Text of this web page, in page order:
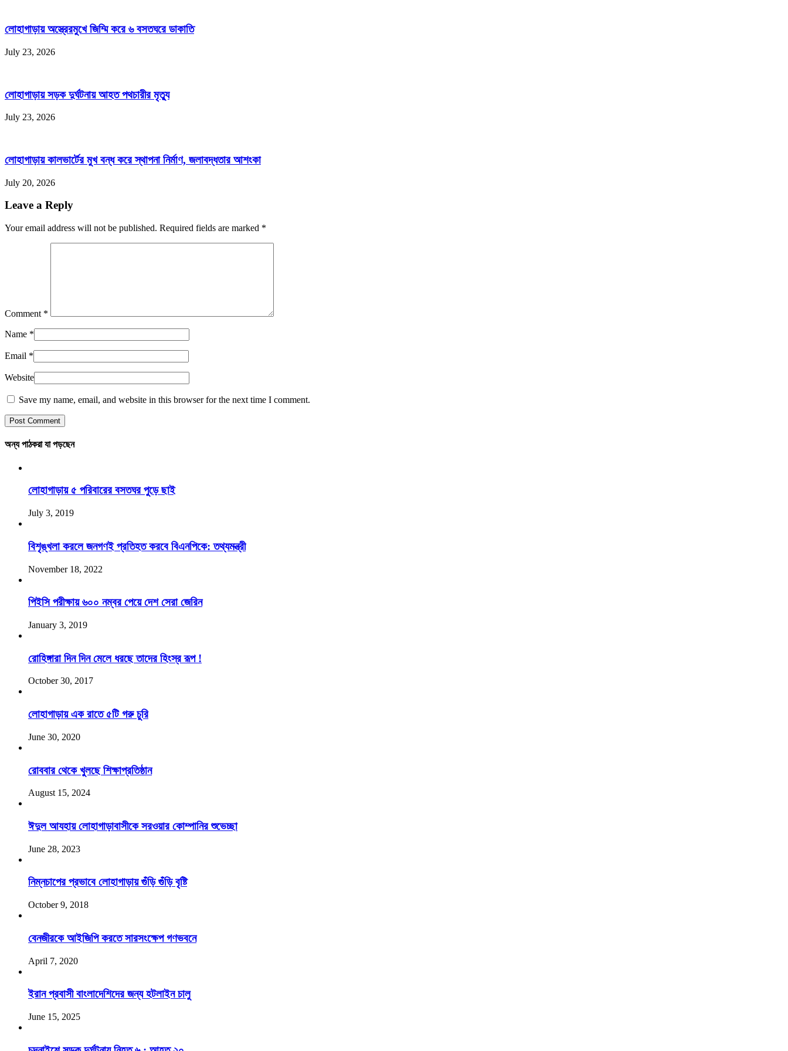
লোহাগাড়ায় অস্ত্রেরমুখে জিম্মি করে ৬ বসতঘরে ডাকাতি
July 23, 2026
লোহাগাড়ায় সড়ক দুর্ঘটনায় আহত পথচারীর মৃত্যু
July 23, 2026
লোহাগাড়ায় কালভার্টের মুখ বন্ধ করে স্থাপনা নির্মাণ, জলাবদ্ধতার আশংকা
July 20, 2026
Leave a Reply
Your email address will not be published. Required fields are marked *
Comment *
Name *
Email *
Website
Save my name, email, and website in this browser for the next time I comment.
অন্য পাঠকরা যা পড়ছেন
লোহাগাড়ায় ৫ পরিবারের বসতঘর পুড়ে ছাই
July 3, 2019
বিশৃঙ্খলা করলে জনগণই প্রতিহত করবে বিএনপিকে: তথ্যমন্ত্রী
November 18, 2022
পিইসি পরীক্ষায় ৬০০ নম্বর পেয়ে দেশ সেরা জেরিন
January 3, 2019
রোহিঙ্গারা দিন দিন মেলে ধরছে তাদের হিংস্র রূপ !
October 30, 2017
লোহাগাড়ায় এক রাতে ৫টি গরু চুরি
June 30, 2020
রোববার থেকে খুলছে শিক্ষাপ্রতিষ্ঠান
August 15, 2024
ঈদুল আযহায় লোহাগাড়াবাসীকে সরওয়ার কোম্পানির শুভেচ্ছা
June 28, 2023
নিম্নচাপের প্রভাবে লোহাগাড়ায় গুঁড়ি গুঁড়ি বৃষ্টি
October 9, 2018
বেনজীরকে আইজিপি করতে সারসংক্ষেপ গণভবনে
April 7, 2020
ইরান প্রবাসী বাংলাদেশিদের জন্য হটলাইন চালু
June 15, 2025